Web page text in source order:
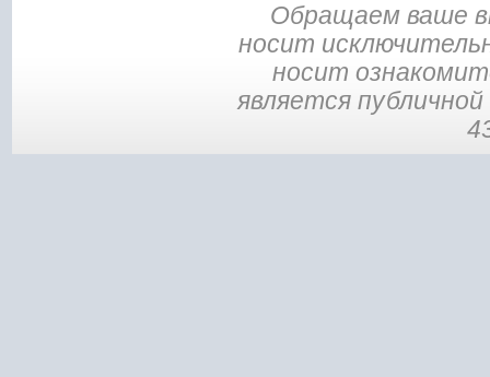
Обращаем ваше
носит
носит
является